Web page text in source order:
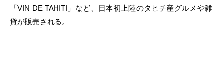
「VIN DE TAHITI」など、日本初上陸のタヒチ産グルメや雑
貨が販売される。